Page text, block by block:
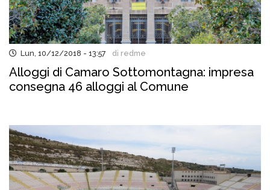
Lun, 10/12/2018 - 13:57 di redme
Alloggi di Camaro Sottomontagna: impresa
consegna 46 alloggi al Comune